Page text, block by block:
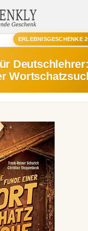
ERLEBNISGESCHENKE